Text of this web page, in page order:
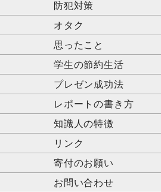
防犯対策
オタク
思ったこと
学生の節約生活
プレゼン成功法
レポートの書き方
知識人の特徴
リンク
寄付のお願い
お問い合わせ